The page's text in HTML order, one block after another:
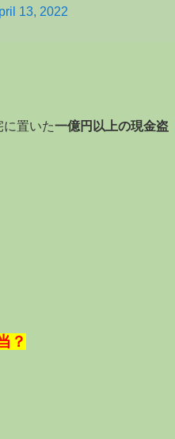
13, 2022
に置いた一億円以上の現金盗
？